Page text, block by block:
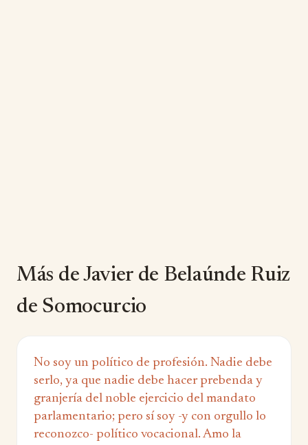
Más de Javier de Belaúnde Ruiz
de Somocurcio
No soy un político de profesión. Nadie debe
serlo, ya que nadie debe hacer prebenda y
granjería del noble ejercicio del mandato
parlamentario; pero sí soy -y con orgullo lo
reconozco- político vocacional. Amo la